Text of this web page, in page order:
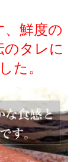
、鮮度の
のタレに
た。